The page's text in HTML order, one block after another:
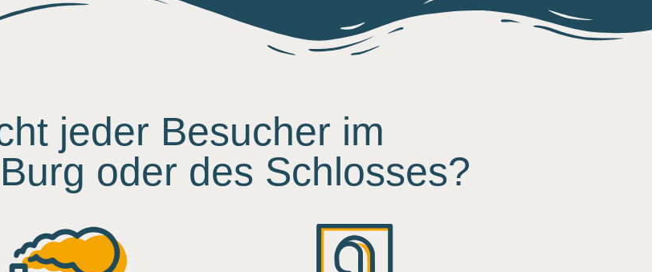
jeder Besucher im
oder des Schlosses?